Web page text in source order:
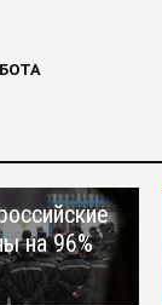
на 96%